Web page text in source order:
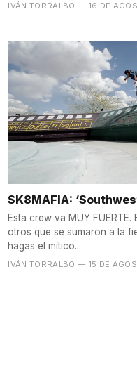
IVÁN TORRALBO — 16 DE
SK8MAFIA:
Esta crew va MUY
otros que se sumaron a la
hagas el mítico...
IVÁN TORRALBO — 15 DE